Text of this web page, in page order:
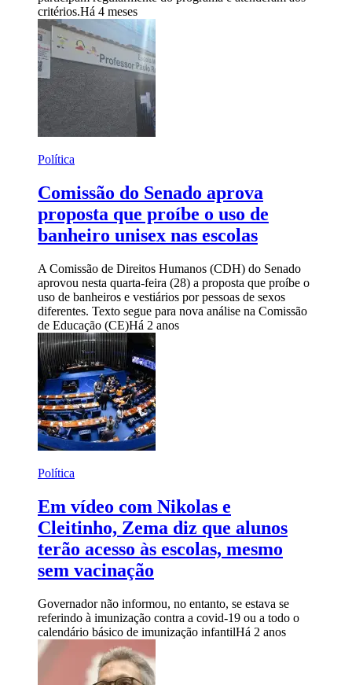
critérios.Há 4 meses
Política
Comissão do Senado aprova
proposta que proíbe o uso de
banheiro unisex nas escolas
A Comissão de Direitos Humanos (CDH) do Senado
aprovou nesta quarta-feira (28) a proposta que proíbe o
uso de banheiros e vestiários por pessoas de sexos
diferentes. Texto segue para nova análise na Comissão
de Educação (CE)Há 2 anos
Política
Em vídeo com Nikolas e
Cleitinho, Zema diz que alunos
terão acesso às escolas, mesmo
sem vacinação
Governador não informou, no entanto, se estava se
referindo à imunização contra a covid-19 ou a todo o
calendário básico de imunização infantilHá 2 anos